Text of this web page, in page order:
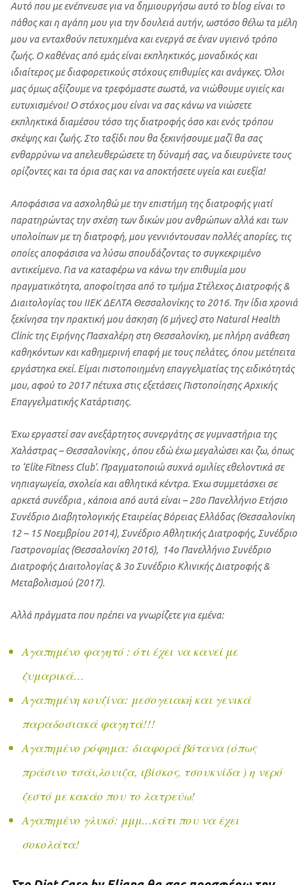
Αυτό που με ενέπνευσε για να δημιουργήσω αυτό το blog είναι το
πάθος και η αγάπη μου για την δουλειά αυτήν, ωστόσο θέλω τα μέλη
μου να ενταχθούν πετυχημένα και ενεργά σε έναν υγιεινό τρόπο
ζωής. Ο καθένας από εμάς είναι εκπληκτικός, μοναδικός και
ιδιαίτερος με διαφορετικούς στόχους επιθυμίες και ανάγκες. Όλοι
μας όμως αξίζουμε να τρεφόμαστε σωστά, να νιώθουμε υγιείς και
ευτυχισμένοι! Ο στόχος μου είναι να σας κάνω να νιώσετε
εκπληκτικά διαμέσου τόσο της διατροφής όσο και ενός τρόπου
σκέψης και ζωής. Στο ταξίδι που θα ξεκινήσουμε μαζί θα σας
ενθαρρύνω να απελευθερώσετε τη δύναμή σας, να διευρύνετε τους
ορίζοντες και τα όρια σας και να αποκτήσετε υγεία και ευεξία!
Αποφάσισα να ασχοληθώ με την επιστήμη της διατροφής γιατί
παρατηρώντας την σχέση των δικών μου ανθρώπων αλλά και των
υπολοίπων με τη διατροφή, μου γεννιόντουσαν πολλές απορίες, τις
οποίες αποφάσισα να λύσω σπουδάζοντας το συγκεκριμένο
αντικείμενο. Για να καταφέρω να κάνω την επιθυμία μου
πραγματικότητα, αποφοίτησα από το τμήμα Στέλεχος Διατροφής &
Διαιτολογίας του ΙΙΕΚ ΔΕΛΤΑ Θεσσαλονίκης το 2016. Την ίδια χρονιά
ξεκίνησα την πρακτική μου άσκηση (6 μήνες) στο Natural Health
Clinic της Ειρήνης Πασχαλέρη στη Θεσσαλονίκη, με πλήρη ανάθεση
καθηκόντων και καθημερινή επαφή με τους πελάτες, όπου μετέπειτα
εργάστηκα εκεί. Είμαι πιστοποιημένη επαγγελματίας της ειδικότητάς
μου, αφού το 2017 πέτυχα στις εξετάσεις Πιστοποίησης Αρχικής
Επαγγελματικής Κατάρτισης.
Έχω εργαστεί σαν ανεξάρτητος συνεργάτης σε γυμναστήρια της
Χαλάστρας – Θεσσαλονίκης , όπου εδώ έχω μεγαλώσει και ζω, όπως
το ‘Elite Fitness Club’. Πραγματοποιώ συχνά ομιλίες εθελοντικά σε
νηπιαγωγεία, σχολεία και αθλητικά κέντρα. Έχω συμμετάσχει σε
αρκετά συνέδρια , κάποια από αυτά είναι – 28ο Πανελλήνιο Ετήσιο
Συνέδριο Διαβητολογικής Εταιρείας Βόρειας Ελλάδας(Θεσσαλονίκη
12 – 15 Νοεμβρίου 2014), Συνέδριο Αθλητικής Διατροφής, Συνέδριο
Γαστρονομίας (Θεσσαλονίκη 2016), 14ο Πανελλήνιο Συνέδριο
Διατροφής Διαιτολογίας & 3ο Συνέδριο Κλινικής Διατροφής &
Μεταβολισμού (2017).
Αλλά πράγματα που πρέπει να γνωρίζετε για εμένα:
Αγαπημένο φαγητό : ότι έχει να κανεί με
ζυμαρικά…
Αγαπημένη κουζίνα: μεσογειακή και γενικά
παραδοσιακά φαγητά!!!
Αγαπημένο ρόφημα: διαφορά βότανα (όπως
πράσινο τσάι,λουιζα, ιβίσκος, τσουκνίδα ) η νερό
ζεστό με κακάο που το λατρεύω!
Αγαπημένο γλυκό: μμμ…κάτι που να έχει
σοκολάτα!